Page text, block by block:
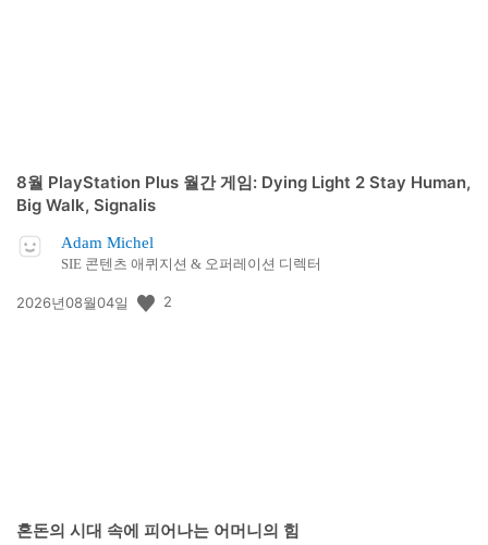
8월 PlayStation Plus 월간 게임: Dying Light 2 Stay Human,
Big Walk, Signalis
Adam Michel
SIE 콘텐츠 애퀴지션 & 오퍼레이션 디렉터
공
2026년08월04일 2
혼돈의 시대 속에 피어나는 어머니의 힘